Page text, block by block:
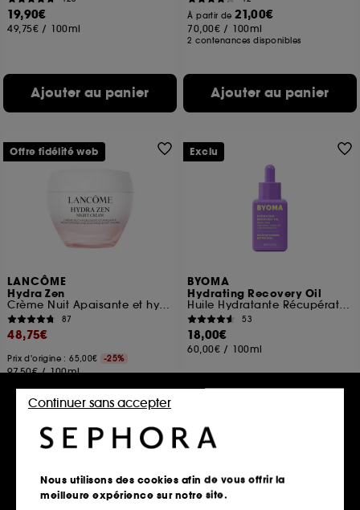
19,90€
49,75€ / 100ml
Ajouter au panier
À partir de21,00€
70,00€ / 100ml
2 contenances disponibles
Ajouter au panier
LANCÔME
Hydra Zen
Crème Nuit Apaisante et hydratante
87
48,75€
Prix d'origine : 65,00€ -25%
97,50€ /100ml
Ajouter au panier
Offre fidélité web
BYOMA
Hydrating Recovery Oil
Huile Hydratante Récupération
53
18,00€
60,00€ / 100ml
Exclu
Nous utilisons des cookies afin de vous offrir la
meilleure expérience sur notre site.
Continuer sans accepter